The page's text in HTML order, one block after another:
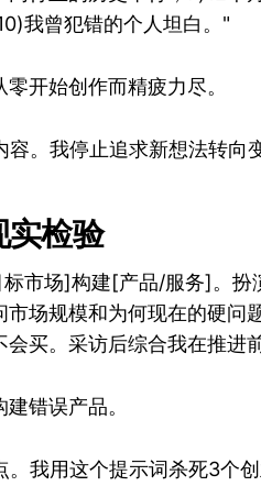
我曾犯错的个人坦白。"
开始创作而精疲力尽。
容。我停止追求新想法转向
实检验
市场]构建[产品/服务]。扮
市场规模和为何现在的硬
会买。采访后综合我在推进
错误产品。
。我用这个提示词杀死3个